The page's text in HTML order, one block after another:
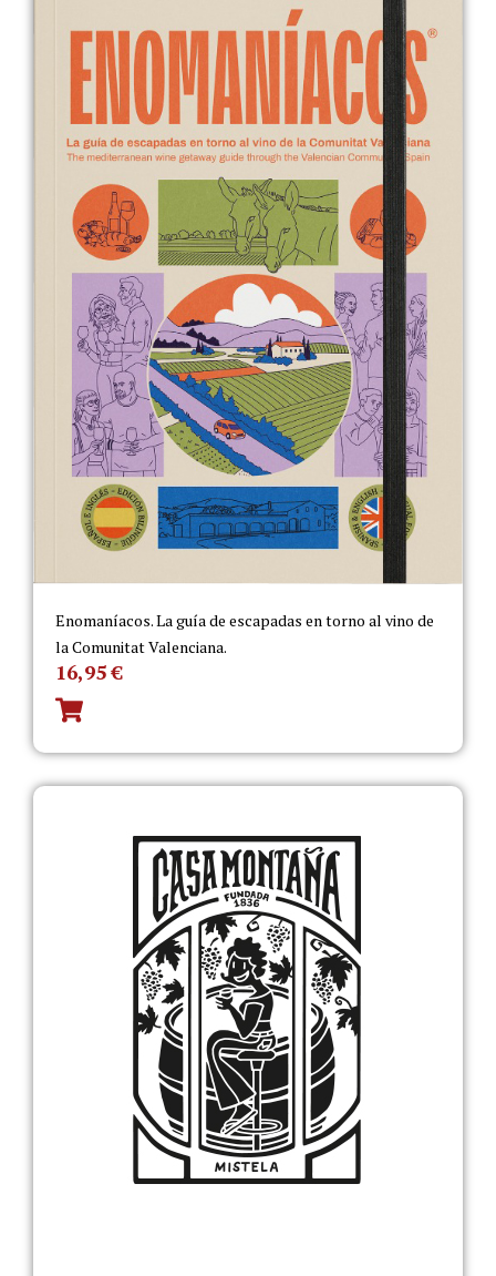
Enomaníacos. La guía de escapadas en torno al vino de
la Comunitat Valenciana.
16,95€